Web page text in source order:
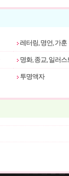
레터링, 명언, 가훈
명화, 종교, 일러스
투명액자